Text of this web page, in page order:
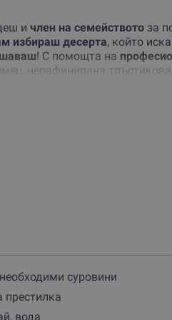
и член на семействотоза
избираш десерта, който
! С помощта на
нерафинирана
десерт ще остане за
суровини
престилка
вода